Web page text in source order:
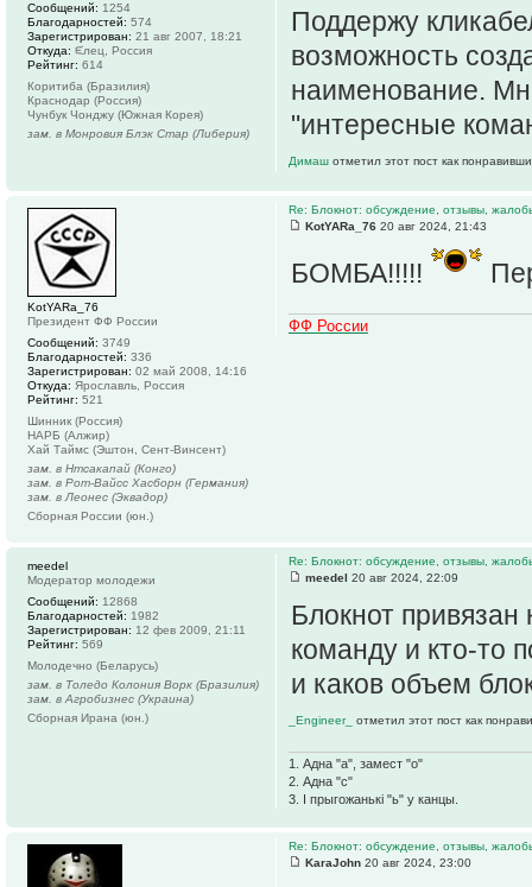
Поддержу
возможность
наименование.
"интересные
Димаш отметил этот пост как
Сообщений: 1254
Благодарностей: 574
Зарегистрирован: 21 авг 2007, 18:21
Откуда: ᙓлец, Россия
Рейтинг: 614
Коритиба (Бразилия)
Краснодар (Россия)
Чунбук Чонджу (Южная Корея)
зам. в Монровия Блэк Стар (Либерия)
Re: Блокнот: обсуждение, отзывы,
KotYARa_76 20 авг 2024, 21:43
БОМБА!!!!!
ФФ России
KotYARa_76
Президент ФФ России
Сообщений: 3749
Благодарностей: 336
Зарегистрирован: 02 май 2008, 14:16
Откуда: Ярославль, Россия
Рейтинг: 521
Шинник (Россия)
НАРБ (Алжир)
Хай Таймс (Эштон, Сент-Винсент)
зам. в Нтсакапай (Конго)
зам. в Рот-Вайсс Хасборн (Германия)
зам. в Леонес (Эквадор)
Сборная России (юн.)
Re: Блокнот: обсуждение, отзывы,
meedel 20 авг 2024, 22:09
Блокнот
команду и кто-то
и каков объем
_Engineer_ отметил этот пост как
1. Адна "а", замест "о"
2. Адна "с"
3. І прыгожанькі "ь" у канцы.
meedel
Модератор молодежи
Сообщений: 12868
Благодарностей: 1982
Зарегистрирован: 12 фев 2009, 21:11
Рейтинг: 569
Молодечно (Беларусь)
зам. в Толедо Колония Ворк (Бразилия)
зам. в Агробизнес (Украина)
Сборная Ирана (юн.)
Re: Блокнот: обсуждение, отзывы,
KaraJohn 20 авг 2024, 23:00